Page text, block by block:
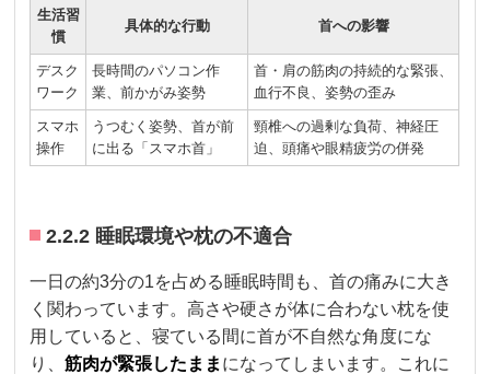
生活習
慣
具体的な行動 首への影響
デスク
ワーク
長時間のパソコン作
業、前かがみ姿勢
首・肩の筋肉の持続的な緊張、
血行不良、姿勢の歪み
スマホ
操作
うつむく姿勢、首が前
に出る「スマホ首」
頸椎への過剰な負荷、神経圧
迫、頭痛や眼精疲労の併発
2.2.2 睡眠環境や枕の不適合
一日の約3分の1を占める睡眠時間も、首の痛みに大き
く関わっています。高さや硬さが体に合わない枕を使
用していると、寝ている間に首が不自然な角度にな
り、筋肉が緊張したまま になってしまいます。これに